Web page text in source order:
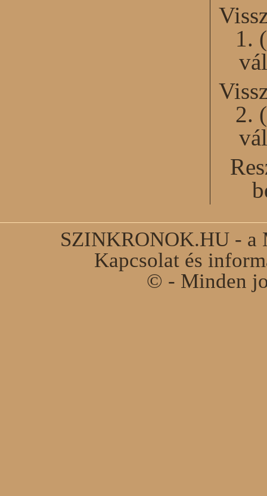
1.
2.
SZINKRONOK.HU - a
Kapcsolat és
© - Minden